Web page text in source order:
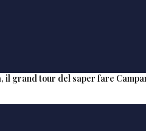
il grand tour del saper fare